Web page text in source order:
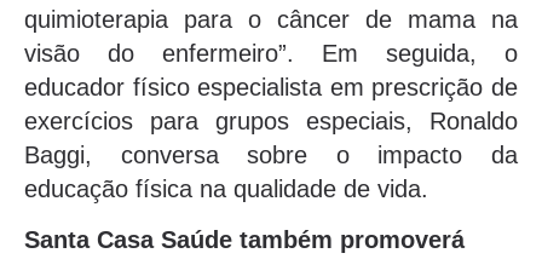
quimioterapia para o câncer de mama na
visão do enfermeiro”. Em seguida, o
educador físico especialista em prescrição de
exercícios para grupos especiais, Ronaldo
Baggi, conversa sobre o impacto da
educação física na qualidade de vida.
Santa Casa Saúde também promoverá